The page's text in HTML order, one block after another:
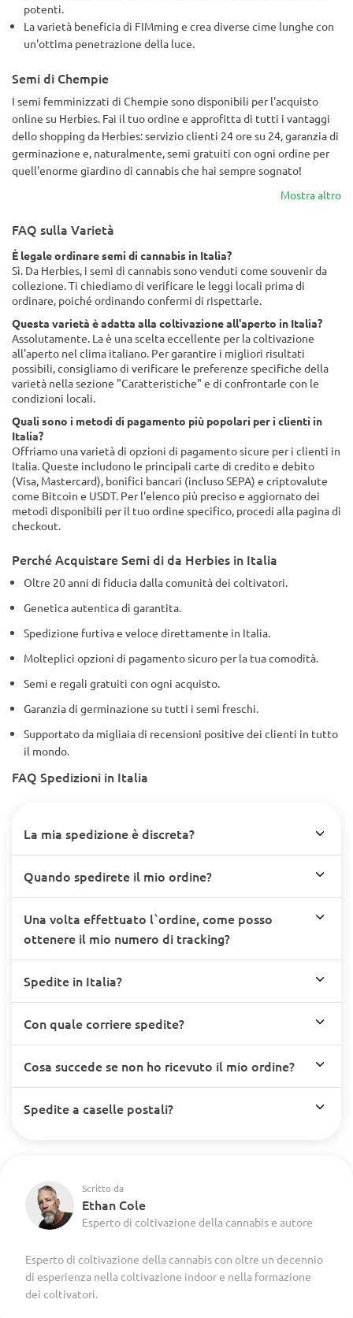
potenti.
La varietà beneficia di FIMming e crea diverse cime lunghe con
un'ottima penetrazione della luce.
Semi di Chempie
I semi femminizzati di Chempie sono disponibili per l'acquisto
online su Herbies. Fai il tuo ordine e approfitta di tutti i vantaggi
dello shopping da Herbies: servizio clienti 24 ore su 24, garanzia di
germinazione e, naturalmente, semi gratuiti con ogni ordine per
quell'enorme giardino di cannabis che hai sempre sognato!
Mostra altro
FAQ sulla Varietà
È legale ordinare semi di cannabis in Italia?
Sì. Da Herbies, i semi di cannabis sono venduti come souvenir da
collezione. Ti chiediamo di verificare le leggi locali prima di
ordinare, poiché ordinando confermi di rispettarle.
Questa varietà è adatta alla coltivazione all'aperto in Italia?
Assolutamente. La è una scelta eccellente per la coltivazione
all'aperto nel clima italiano. Per garantire i migliori risultati
possibili, consigliamo di verificare le preferenze specifiche della
varietà nella sezione "Caratteristiche" e di confrontarle con le
condizioni locali.
Quali sono i metodi di pagamento più popolari per i clienti in
Italia?
Offriamo una varietà di opzioni di pagamento sicure per i clienti in
Italia. Queste includono le principali carte di credito e debito
(Visa, Mastercard), bonifici bancari (incluso SEPA) e criptovalute
come Bitcoin e USDT. Per l'elenco più preciso e aggiornato dei
metodi disponibili per il tuo ordine specifico, procedi alla pagina di
checkout.
Perché Acquistare Semi di da Herbies in Italia
Oltre 20 anni di fiducia dalla comunità dei coltivatori.
Genetica autentica di garantita.
Spedizione furtiva e veloce direttamente in Italia.
Molteplici opzioni di pagamento sicuro per la tua comodità.
Semi e regali gratuiti con ogni acquisto.
Garanzia di germinazione su tutti i semi freschi.
Supportato da migliaia di recensioni positive dei clienti in tutto
il mondo.
FAQ Spedizioni in Italia
La mia spedizione è discreta?
Quando spedirete il mio ordine?
Una volta effettuato l`ordine, come posso
ottenere il mio numero di tracking?
Spedite in Italia?
Con quale corriere spedite?
Cosa succede se non ho ricevuto il mio ordine?
Spedite a caselle postali?
Scritto da
Ethan Cole
Esperto di coltivazione della cannabis e autore
Esperto di coltivazione della cannabis con oltre un decennio
di esperienza nella coltivazione indoor e nella formazione
dei coltivatori.